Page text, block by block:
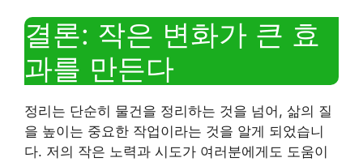
결론: 작은 변화가 큰 효
과를 만든다
정리는 단순히 물건을 정리하는 것을 넘어, 삶의 질
을 높이는 중요한 작업이라는 것을 알게 되었습니
다. 저의 작은 노력과 시도가 여러분에게도 도움이